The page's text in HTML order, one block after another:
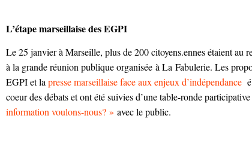
L’étape marseillaise des EGPI
Le 25 janvier à Marseille, plus de 200 citoyens.ennes étaient au
à la grande réunion publique organisée à La Fabulerie. Les
EGPI et lapresse marseillaise face aux enjeux d’indépendance
coeur des débats et ont été suivies d’une table-ronde participative
information voulons-nous? » avec le public.